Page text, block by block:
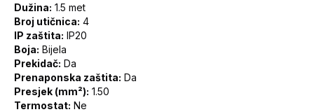
Dužina: 1.5 met
Broj utičnica: 4
IP zaštita: IP20
Boja: Bijela
Prekidač: Da
Prenaponska zaštita: Da
Presjek (mm²): 1.50
Termostat: Ne